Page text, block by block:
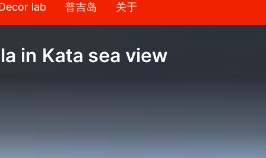
lab 普吉岛 关于
in Kata sea view